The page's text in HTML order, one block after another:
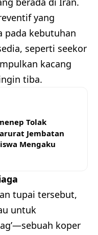
yang
pada kebutuhan
seperti seekor
kacang
tiba.
Tolak
Jembatan
Mengaku
tupai tersebut,
untuk
koper